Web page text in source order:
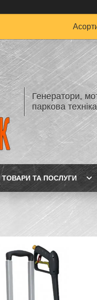
Генератори,
паркова
ТОВАРИ ТА ПОСЛУГИ